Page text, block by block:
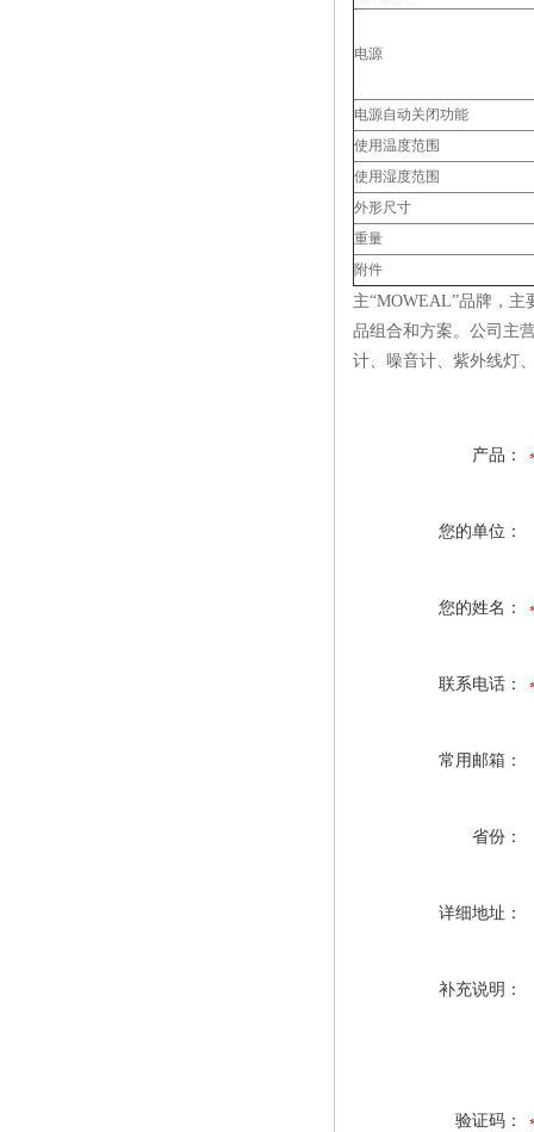
电源
电源自动关闭功能
使用温度范围
使用湿度范围
外形尺寸
重量
附件
主“MOWEAL”品牌，
品组合和方案。公司主
计、噪音计、紫外线灯
产品：
您的单位：
您的姓名：
联系电话：
常用邮箱：
省份：
详细地址：
补充说明：
验证码：